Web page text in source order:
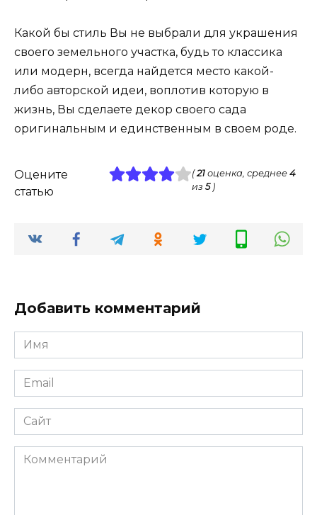
Какой бы стиль Вы не выбрали для украшения
своего земельного участка, будь то классика
или модерн, всегда найдется место какой-
либо авторской идеи, воплотив которую в
жизнь, Вы сделаете декор своего сада
оригинальным и единственным в своем роде.
Оцените
статью
(21оценка, среднее 4
из 5)
Добавить комментарий
Имя
*
Email
*
Сайт
Комментарий